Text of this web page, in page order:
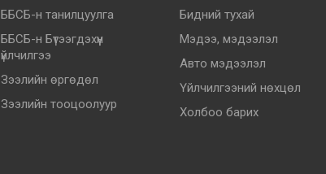
ББСБ-н танилцуулга
ББСБ-н Бүтээгдэхүүн
үйлчилгээ
Зээлийн өргөдөл
Зээлийн тооцоолуур
Бидний тухай
Мэдээ, мэдээлэл
Авто мэдээлэл
Үйлчилгээний нөхцөл
Холбоо барих